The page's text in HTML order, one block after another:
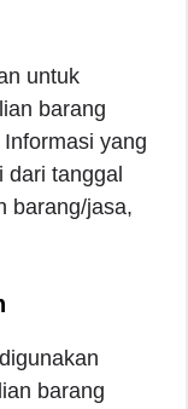
untuk
barang
yang
dari tanggal
barang/jasa,
barang